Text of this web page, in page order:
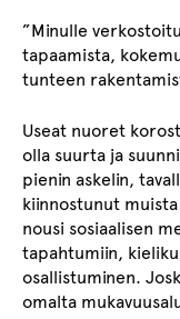
”Minulle
tapaamista,
tunteen
Useat nuoret
olla suurta ja
pienin askelin,
kiinnostunut
nousi sosiaalisen
tapahtumiin,
osallistuminen.
omalta